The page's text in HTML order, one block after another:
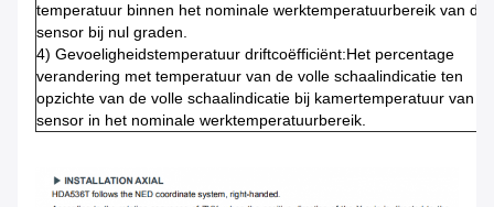
temperatuur binnen het nominale werktemperatuurbereik van de
sensor bij nul graden.
4) Gevoeligheidstemperatuur driftcoëfficiënt:Het percentage
verandering met temperatuur van de volle schaalindicatie ten
opzichte van de volle schaalindicatie bij kamertemperatuur van
sensor in het nominale werktemperatuurbereik.